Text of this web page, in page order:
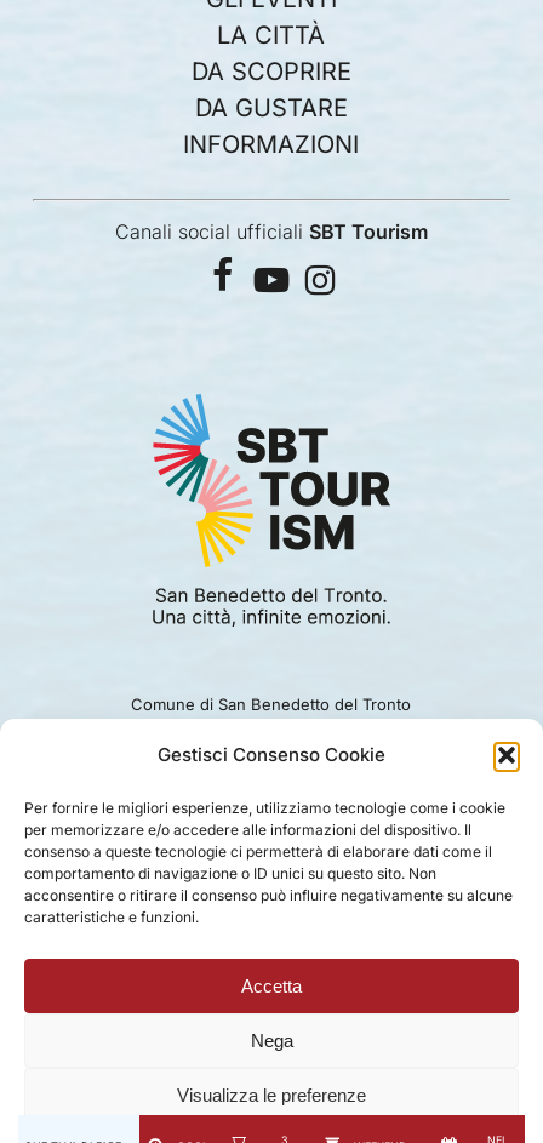
Gestisci Consenso Cookie
Per fornire le migliori esperienze, utilizziamo tecnologie come i cookie
per memorizzare e/o accedere alle informazioni del dispositivo. Il
consenso a queste tecnologie ci permetterà di elaborare dati come il
comportamento di navigazione o ID unici su questo sito. Non
acconsentire o ritirare il consenso può influire negativamente su alcune
caratteristiche e funzioni.
Accetta
Nega
Visualizza le preferenze
3 NEL
LA CITTÀ
DA SCOPRIRE
DA GUSTARE
INFORMAZIONI
Canali social ufficiali SBT Tourism
facebook
youtubeinstagram
Comune di San Benedetto del Tronto
Ufficio turismo: 0735.794229
PRIVACY |COOKIE | LEGAL |DISCLAIMER